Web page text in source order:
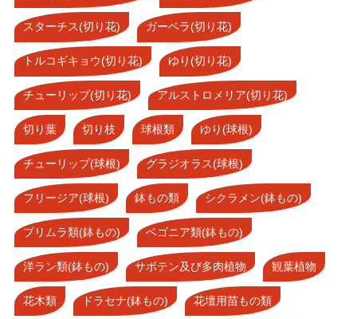
スターチス(切り花) ガーベラ(切り花)
トルコギキョウ(切り花) ゆり(切り花)
チューリップ(切り花) アルストロメリア(切り花)
切り葉 切り枝 球根類 ゆり(球根)
チューリップ(球根) グラジオラス(球根)
フリージア(球根) 鉢もの類 シクラメン(鉢もの)
プリムラ類(鉢もの) ベゴニア類(鉢もの)
洋ラン類(鉢もの) サボテン及び多肉植物 観葉植物
花木類 ドラセナ(鉢もの) 花壇用苗もの類